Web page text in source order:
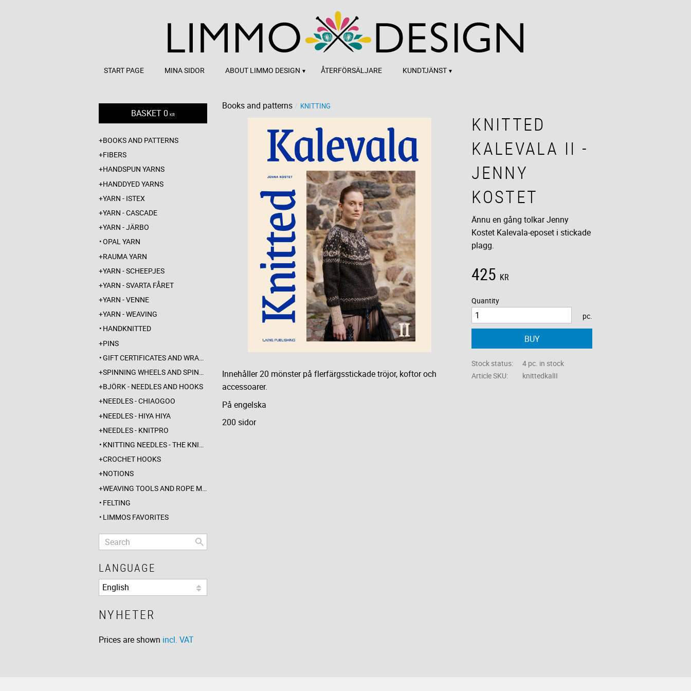
START PAGE MINA SIDOR ABOUT LIMMO DESIGN ÅTERFÖRSÄLJARE KUNDTJÄNST
Books and patterns KNITTING
KNITTED
KALEVALA II -
JENNY
KOSTET
Ännu en gång tolkar Jenny
Kostet Kalevala-eposet i stickade
plagg.
425 KR
Quantity
pc.
BUY
Stock status
4 pc. in stock
Article SKU
knittedkalII
Innehåller 20 mönster på flerfärgsstickade tröjor, koftor och
accessoarer.
På engelska
200 sidor
BASKET0 KR
BOOKS AND PATTERNS
FIBERS
HANDSPUN YARNS
HANDDYED YARNS
YARN - ISTEX
YARN - CASCADE
YARN - JÄRBO
OPAL YARN
RAUMA YARN
YARN - SCHEEPJES
YARN - SVARTA FÅRET
YARN - VENNE
YARN - WEAVING
HANDKNITTED
PINS
GIFT CERTIFICATES AND WRAPPINGS
SPINNING WHEELS AND SPINDLES
BJÖRK - NEEDLES AND HOOKS
NEEDLES - CHIAOGOO
NEEDLES - HIYA HIYA
NEEDLES - KNITPRO
KNITTING NEEDLES - THE KNITTING BARBER
CROCHET HOOKS
NOTIONS
WEAVING TOOLS AND ROPE MAKING
FELTING
LIMMOS FAVORITES
LANGUAGE
NYHETER
Prices are shown incl. VAT